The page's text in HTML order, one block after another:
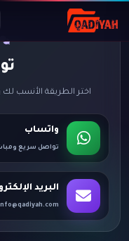
اختر الطريقة الأنسب
واتساب
تواصل سريع
البريد